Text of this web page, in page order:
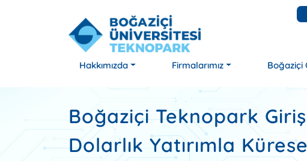
Hakkımızda Firmalarımız Boğaziçi
Boğaziçi Teknopark
Dolarlık Yatırımla